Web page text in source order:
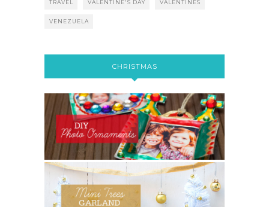
TRAVEL VALENTINE'S DAY VALENTINES
VENEZUELA
CHRISTMAS